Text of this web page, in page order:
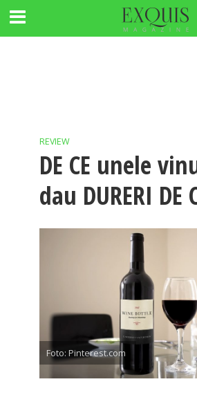
REVIEW
DE CE unele
dau DURERI DE
Foto: Pinterest.com